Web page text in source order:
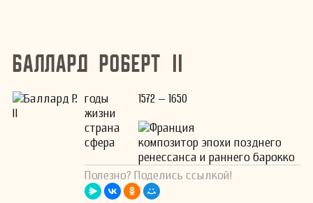
Баллард Роберт II
годы
жизни
1572 – 1650
страна
Франция
сфера
композитор эпохи позднего
ренессанса и раннего барокко
Полезно? Поделись ссылкой!